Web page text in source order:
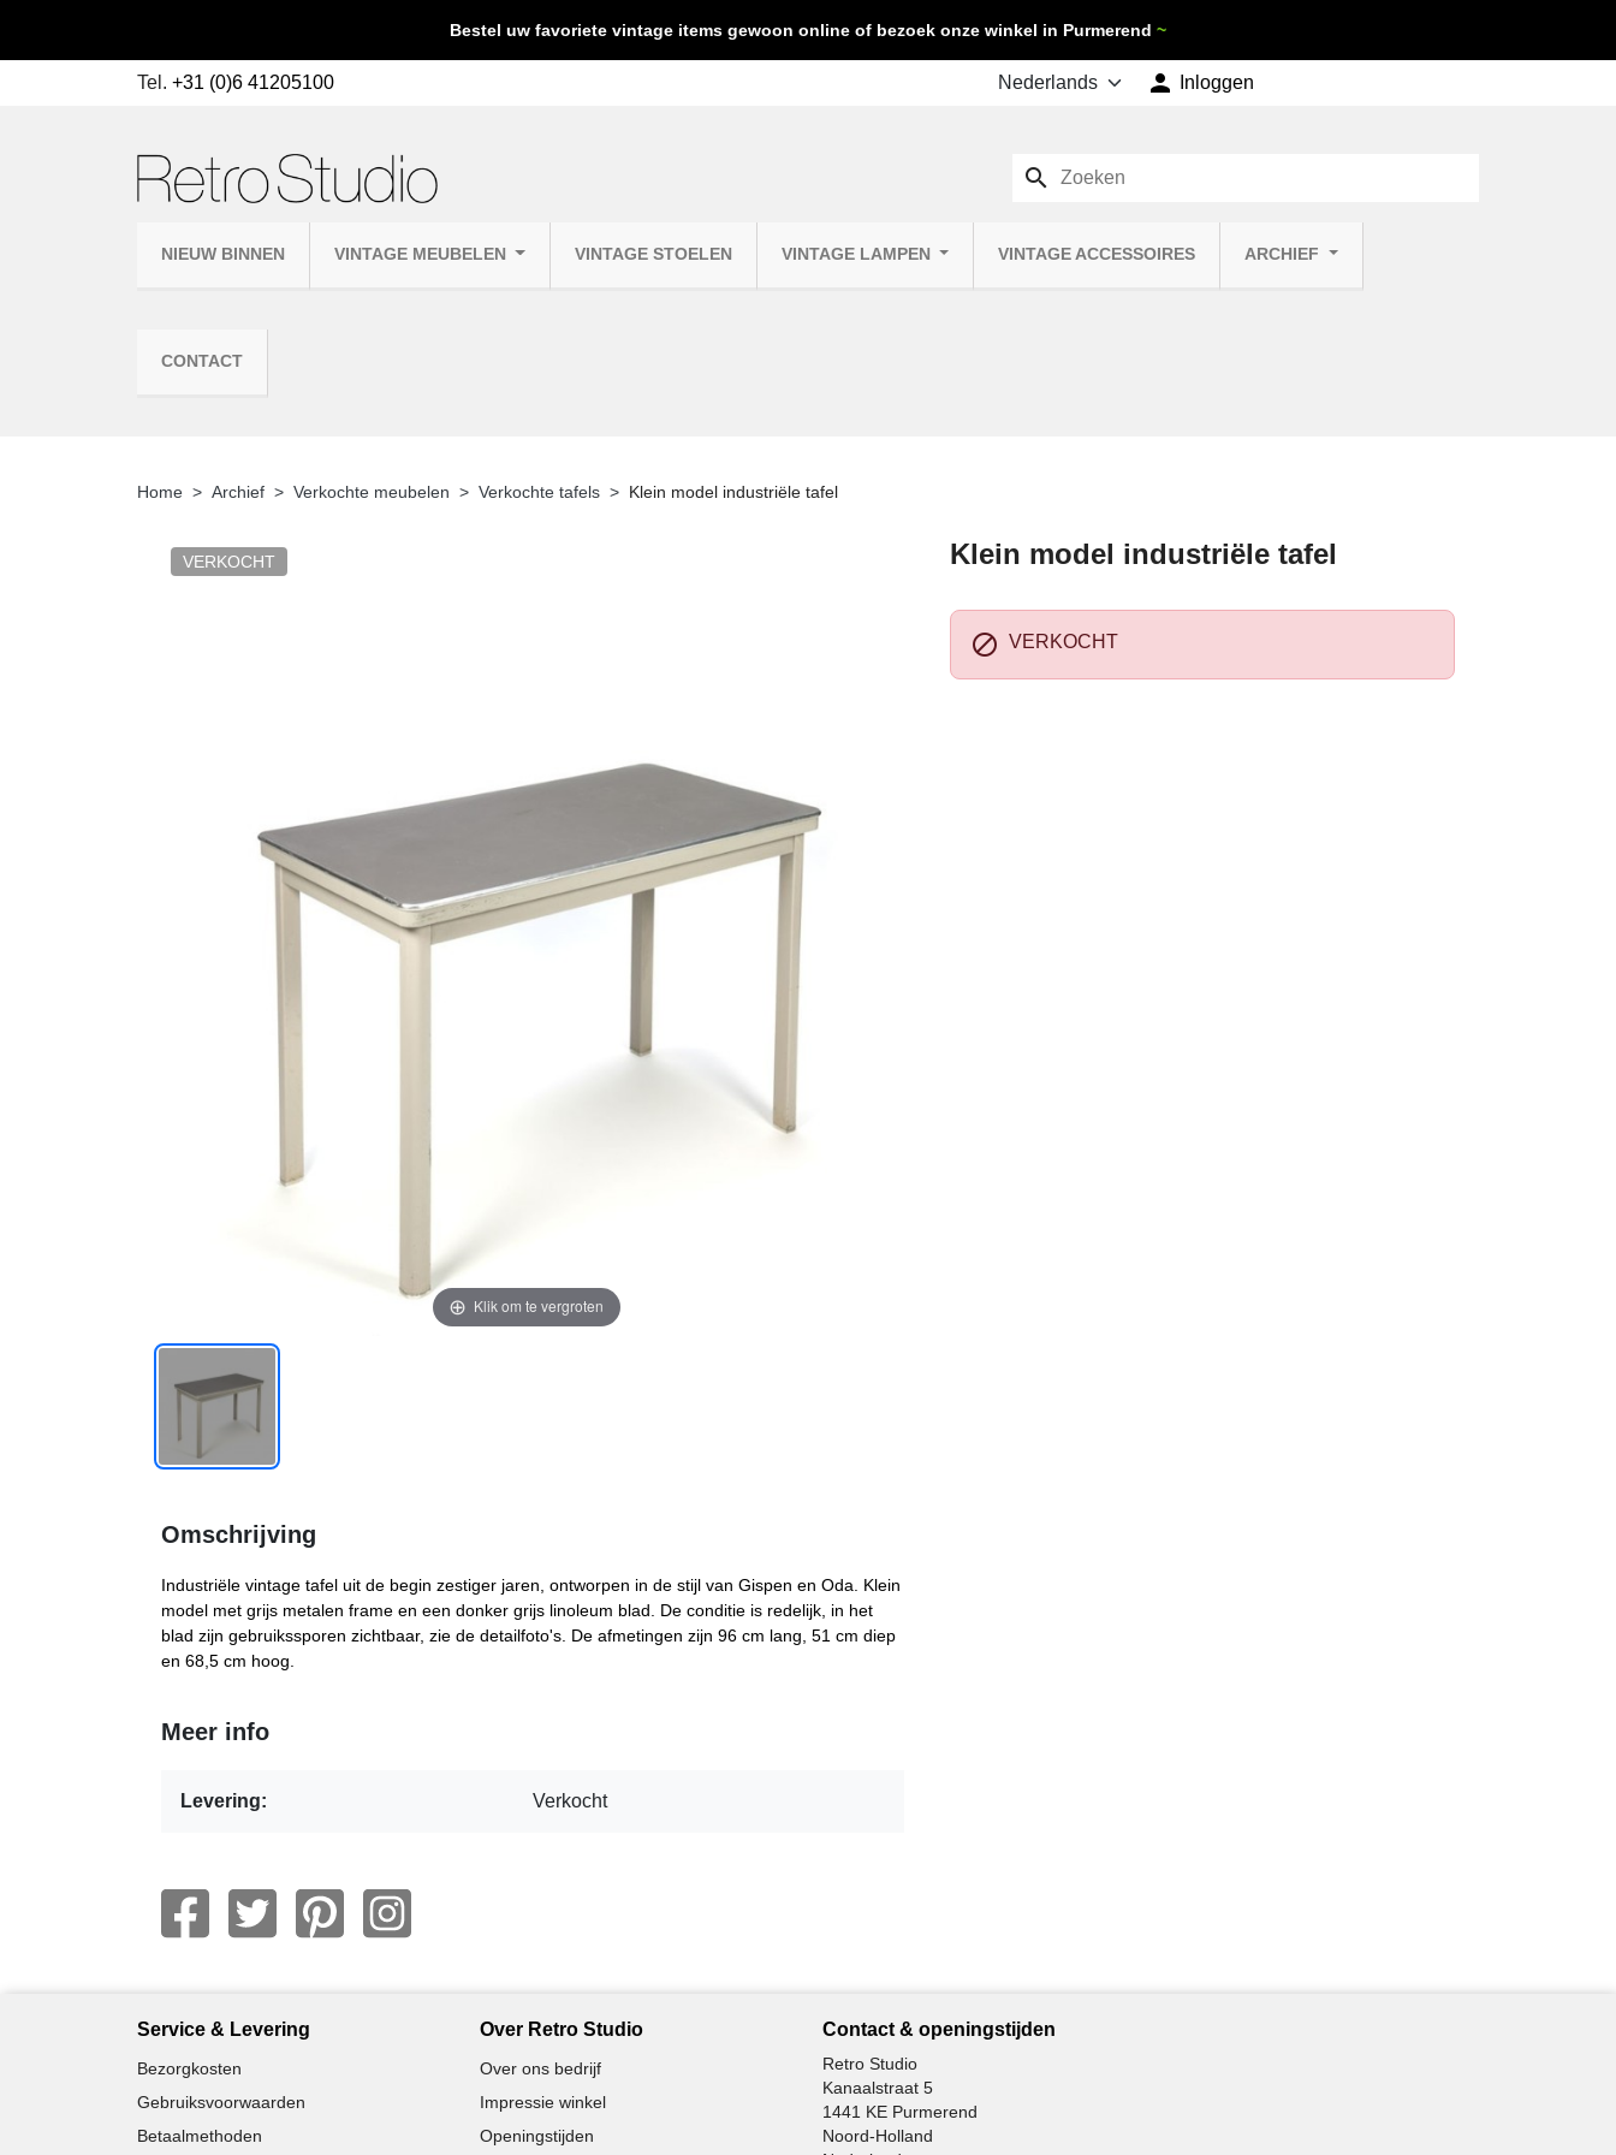
Bestel uw favoriete vintage items gewoon online of bezoek onze winkel in Purmerend ~
Tel. +31 (0)6 41205100  Inloggen
NIEUW BINNEN VINTAGE MEUBELEN VINTAGE STOELEN VINTAGE LAMPEN VINTAGE ACCESSOIRES ARCHIEF
CONTACT
search
Home Archief Verkochte meubelen Verkochte tafels Klein model industriële tafel
VERKOCHT
Klik om te vergroten
Klein model industriële tafel
 VERKOCHT
Omschrijving
Industriële vintage tafel uit de begin zestiger jaren, ontworpen in de stijl van Gispen en Oda. Klein
model met grijs metalen frame en een donker grijs linoleum blad. De conditie is redelijk, in het
blad zijn gebruikssporen zichtbaar, zie de detailfoto's. De afmetingen zijn 96 cm lang, 51 cm diep
en 68,5 cm hoog.
Meer info
Levering: Verkocht
Service & Levering
Bezorgkosten
Gebruiksvoorwaarden
Betaalmethoden
Over Retro Studio
Over ons bedrijf
Impressie winkel
Openingstijden
Contact & openingstijden
Retro Studio
Kanaalstraat 5
1441 KE Purmerend
Noord-Holland